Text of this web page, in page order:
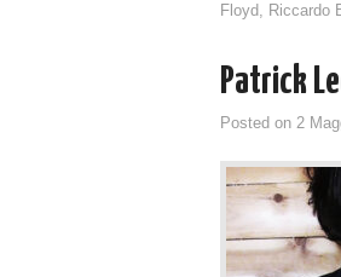
Floyd
Riccardo
Patrick
Posted on 2